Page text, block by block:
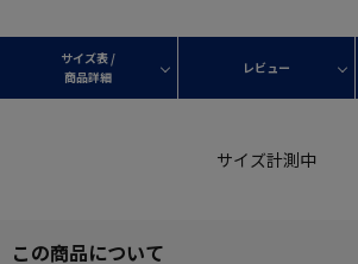
サイズ表 /
商品詳細
レビュー
サイズ計測中
この商品について